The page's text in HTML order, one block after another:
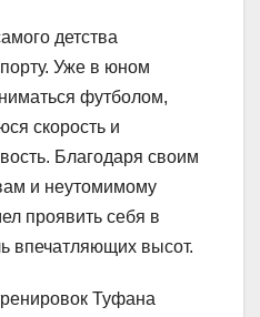
детства
Уже в юном
футболом,
скорость и
Благодаря своим
и неутомимому
проявить себя в
впечатляющих высот.
Туфана